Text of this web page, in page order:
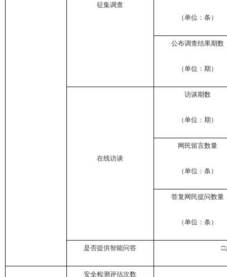
征集调查
（单位：条）
公布调查结果期数
（单位：期）
在线访谈
访谈期数
（单位：期）
网民留言数量
（单位：条）
答复网民提问数量
（单位：条）
是否提供智能问答 □
安全检测评估次数